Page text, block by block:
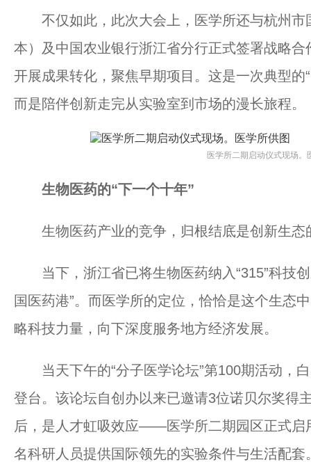
不仅如此，此次大会上，医学所还与杭州市
本）及中国农业银行浙江省分行正式签署战略
开展成果转化，聚焦早期项目。这是一次典型
而是陪伴创新走完从实验室到市场的漫长旅程。
医学所二期启动仪式现场。
生物医药的“下一个十年”
生物医药产业的竞争，归根结底是创新生态
当下，浙江省已将生物医药纳入“315”科技创
国医药港”。而医学所的定位，恰恰是这个生态
略科技力量，向下深度服务地方经济发展。
当天下午的“分子医学论坛”第100期活动，
登台。该论坛自创办以来已邀请3位诺贝尔奖得
后，是人才虹吸效应——医学所二期园区正式启
名科研人员提供国际领先的实验条件与生活配套